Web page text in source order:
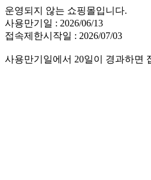
운영되지 않는 쇼핑몰입니다.
사용만기일 : 2026/06/13
접속제한시작일 : 2026/07/03
사용만기일에서 20일이 경과하면